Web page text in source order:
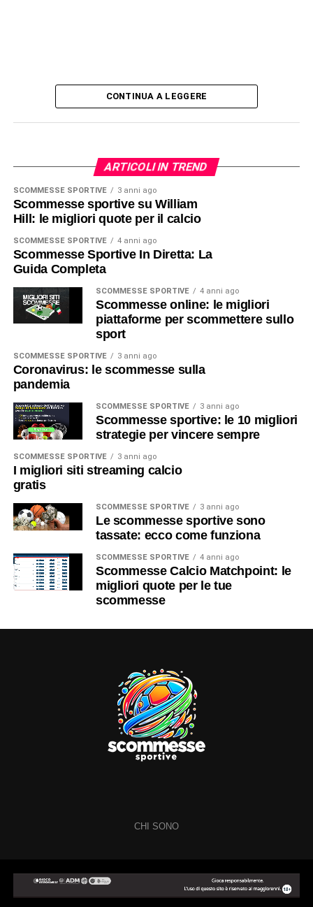
CONTINUA A LEGGERE
ARTICOLI IN TREND
SCOMMESSE SPORTIVE 3 anni ago
Scommesse sportive su William
Hill: le migliori quote per il calcio
SCOMMESSE SPORTIVE 4 anni ago
Scommesse Sportive In Diretta: La
Guida Completa
SCOMMESSE SPORTIVE 4 anni ago
Scommesse online: le migliori
piattaforme per scommettere sullo
sport
SCOMMESSE SPORTIVE 3 anni ago
Coronavirus: le scommesse sulla
pandemia
SCOMMESSE SPORTIVE 3 anni ago
Scommesse sportive: le 10 migliori
strategie per vincere sempre
SCOMMESSE SPORTIVE 3 anni ago
I migliori siti streaming calcio
gratis
SCOMMESSE SPORTIVE 3 anni ago
Le scommesse sportive sono
tassate: ecco come funziona
SCOMMESSE SPORTIVE 4 anni ago
Scommesse Calcio Matchpoint: le
migliori quote per le tue
scommesse
CHI SONO